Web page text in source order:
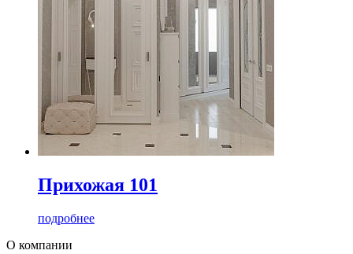
Прихожая 101
подробнее
О компании